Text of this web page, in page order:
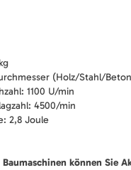
(Holz/Stahl/
1100 U/min
4500/min
2,8 Joule
können Sie